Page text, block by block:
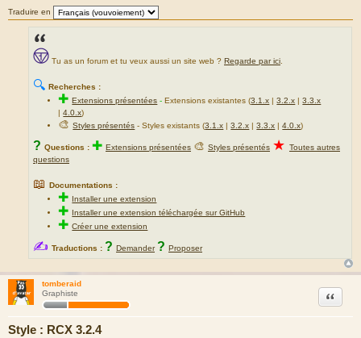
Traduire en
Tu as un forum et tu veux aussi un site web ? Regarde par ici
🔍 Recherches :
✚Extensions présentées -Extensions existantes (3.1.x |3.2.x |3.3.x
|4.0.x)
🎨Styles présentés - Styles existants (3.1.x |3.2.x |3.3.x |4.0.x)
? Questions : ✚ Extensions présentées 🎨 Styles présentés ★ Toutes autres
questions
📖 Documentations :
✚ Installer une extension
✚ Installer une extension téléchargée sur GitHub
✚Créer une extension
✍ Traductions : ? Demander ? Proposer
tomberaid
Graphiste
Style : RCX 3.2.4
Citation